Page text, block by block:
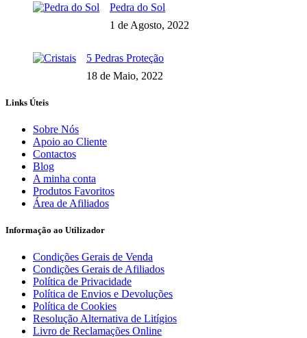
Pedra do Sol
1 de Agosto, 2022
5 Pedras Proteção
18 de Maio, 2022
Links Úteis
Sobre Nós
Apoio ao Cliente
Contactos
Blog
A minha conta
Produtos Favoritos
Área de Afiliados
Informação ao Utilizador
Condições Gerais de Venda
Condições Gerais de Afiliados
Política de Privacidade
Política de Envios e Devoluções
Política de Cookies
Resolução Alternativa de Litígios
Livro de Reclamações Online